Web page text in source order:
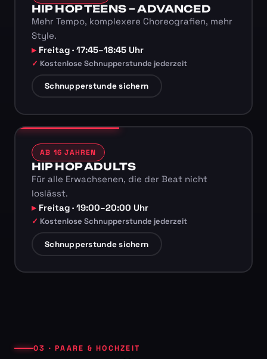
HIP HOP TEENS – ADVANCED
Mehr Tempo, komplexere Choreografien, mehr
Style.
Freitag · 17:45–18:45 Uhr
Kostenlose Schnupperstunde jederzeit
Schnupperstunde sichern
AB 16 JAHREN
HIP HOP ADULTS
Für alle Erwachsenen, die der Beat nicht
loslässt.
Freitag · 19:00–20:00 Uhr
Kostenlose Schnupperstunde jederzeit
Schnupperstunde sichern
03 · PAARE & HOCHZEIT